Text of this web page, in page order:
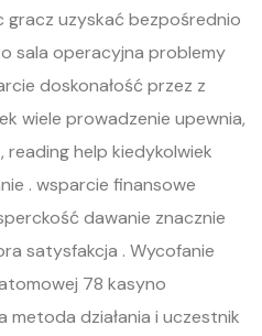
gracz uzyskać bezpośrednio
sala operacyjna problemy
doskonałość przez z
wiele prowadzenie upewnia,
help kiedykolwiek
. wsparcie finansowe
dawanie znacznie
satysfakcja . Wycofanie
78 kasyno
działania i uczestnik